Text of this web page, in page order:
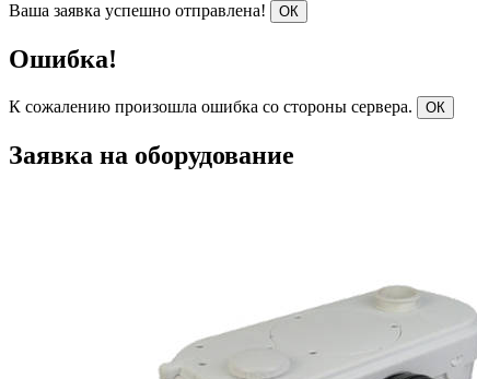
Ваша заявка успешно отправлена! ОК
Ошибка!
К сожалению произошла ошибка со стороны сервера. ОК
Заявка на оборудование